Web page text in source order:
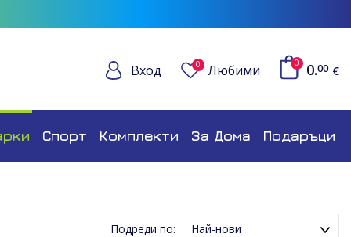
Вход 0 Любими 0 0.00 €
Спорт Комплекти За Дома Подаръци
Подреди по: Най-нови